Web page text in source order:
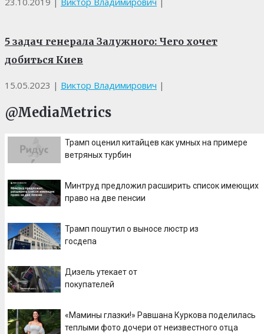
5 задач генерала Залужного: Чего хочет
добиться Киев
15.05.2023 | Виктор Владимирович |
@MediaMetrics
Трамп оценил китайцев как умных на примере
ветряных турбин
Минтруд предложил расширить список имеющих
право на две пенсии
Трамп пошутил о выносе люстр из
госдепа
Дизель утекает от
покупателей
«Мамины глазки!» Равшана Куркова поделилась
теплыми фото дочери от неизвестного отца